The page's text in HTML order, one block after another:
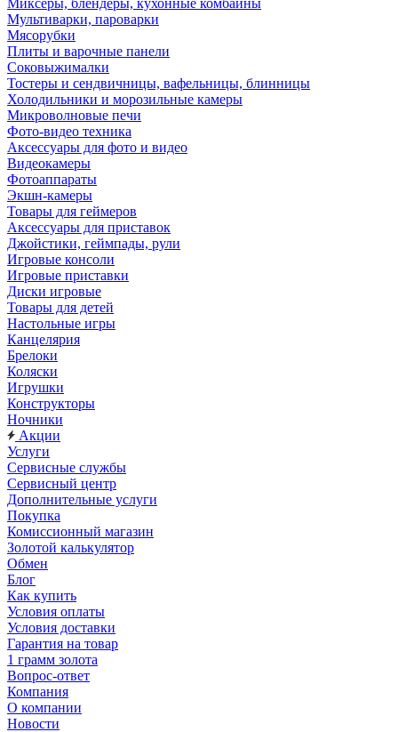
Миксеры, блендеры, кухонные комбайны
Мультиварки, пароварки
Мясорубки
Плиты и варочные панели
Соковыжималки
Тостеры и сендвичницы, вафельницы, блинницы
Холодильники и морозильные камеры
Микроволновые печи
Фото-видео техника
Аксессуары для фото и видео
Видеокамеры
Фотоаппараты
Экшн-камеры
Товары для геймеров
Аксессуары для приставок
Джойстики, геймпады, рули
Игровые консоли
Игровые приставки
Диски игровые
Товары для детей
Настольные игры
Канцелярия
Брелоки
Коляски
Игрушки
Конструкторы
Ночники
Акции
Услуги
Сервисные службы
Сервисный центр
Дополнительные услуги
Покупка
Комиссионный магазин
Золотой калькулятор
Обмен
Блог
Как купить
Условия оплаты
Условия доставки
Гарантия на товар
1 грамм золота
Вопрос-ответ
Компания
О компании
Новости